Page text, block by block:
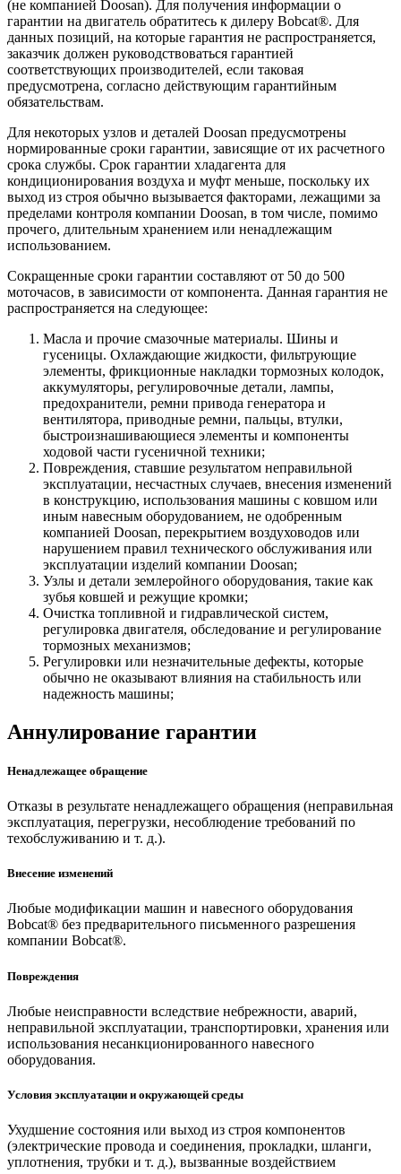
(не компанией Doosan). Для получения информации о
гарантии на двигатель обратитесь к дилеру Bobcat®. Для
данных позиций, на которые гарантия не распространяется,
заказчик должен руководствоваться гарантией
соответствующих производителей, если таковая
предусмотрена, согласно действующим гарантийным
обязательствам.
Для некоторых узлов и деталей Doosan предусмотрены
нормированные сроки гарантии, зависящие от их расчетного
срока службы. Срок гарантии хладагента для
кондиционирования воздуха и муфт меньше, поскольку их
выход из строя обычно вызывается факторами, лежащими за
пределами контроля компании Doosan, в том числе, помимо
прочего, длительным хранением или ненадлежащим
использованием.
Сокращенные сроки гарантии составляют от 50 до 500
моточасов, в зависимости от компонента. Данная гарантия не
распространяется на следующее:
Масла и прочие смазочные материалы. Шины и
гусеницы. Охлаждающие жидкости, фильтрующие
элементы, фрикционные накладки тормозных колодок,
аккумуляторы, регулировочные детали, лампы,
предохранители, ремни привода генератора и
вентилятора, приводные ремни, пальцы, втулки,
быстроизнашивающиеся элементы и компоненты
ходовой части гусеничной техники;
Повреждения, ставшие результатом неправильной
эксплуатации, несчастных случаев, внесения изменений
в конструкцию, использования машины с ковшом или
иным навесным оборудованием, не одобренным
компанией Doosan, перекрытием воздуховодов или
нарушением правил технического обслуживания или
эксплуатации изделий компании Doosan;
Узлы и детали землеройного оборудования, такие как
зубья ковшей и режущие кромки;
Очистка топливной и гидравлической систем,
регулировка двигателя, обследование и регулирование
тормозных механизмов;
Регулировки или незначительные дефекты, которые
обычно не оказывают влияния на стабильность или
надежность машины;
Аннулирование гарантии
Ненадлежащее обращение
Отказы в результате ненадлежащего обращения (неправильная
эксплуатация, перегрузки, несоблюдение требований по
техобслуживанию и т. д.).
Внесение изменений
Любые модификации машин и навесного оборудования
Bobcat® без предварительного письменного разрешения
компании Bobcat®.
Повреждения
Любые неисправности вследствие небрежности, аварий,
неправильной эксплуатации, транспортировки, хранения или
использования несанкционированного навесного
оборудования.
Условия эксплуатации и окружающей среды
Ухудшение состояния или выход из строя компонентов
(электрические провода и соединения, прокладки, шланги,
уплотнения, трубки и т. д.), вызванные воздействием